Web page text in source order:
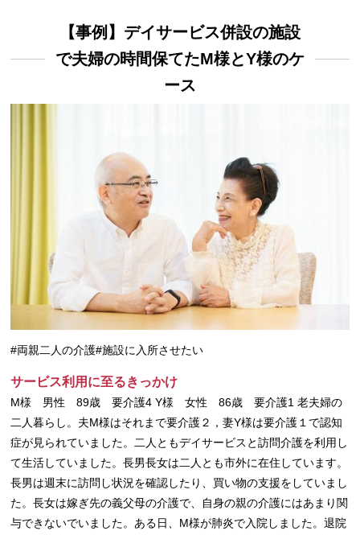
【事例】デイサービス併設の施設
で夫婦の時間保てたM様とY様のケ
ース
#両親二人の介護#施設に入所させたい
サービス利用に至るきっかけ
M様 男性 89歳 要介護4 Y様 女性 86歳 要介護1 老夫婦の
二人暮らし。夫M様はそれまで要介護２，妻Y様は要介護１で認知
症が見られていました。二人ともデイサービスと訪問介護を利用し
て生活していました。長男長女は二人とも市外に在住しています。
長男は週末に訪問し状況を確認したり、買い物の支援をしていまし
た。長女は嫁ぎ先の義父母の介護で、自身の親の介護にはあまり関
与できないでいました。ある日、M様が肺炎で入院しました。退院